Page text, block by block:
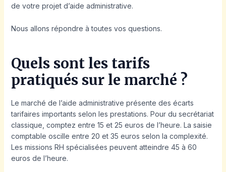
de votre projet d’aide administrative.
Nous allons répondre à toutes vos questions.
Quels sont les tarifs
pratiqués sur le marché ?
Le marché de l’aide administrative présente des écarts
tarifaires importants selon les prestations. Pour du secrétariat
classique, comptez entre 15 et 25 euros de l’heure. La saisie
comptable oscille entre 20 et 35 euros selon la complexité.
Les missions RH spécialisées peuvent atteindre 45 à 60
euros de l’heure.